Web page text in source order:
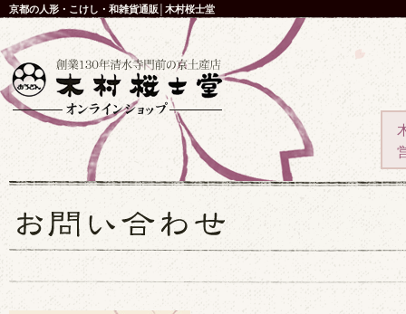
京都の人形・こけし・和雑貨通販│木村桜士堂